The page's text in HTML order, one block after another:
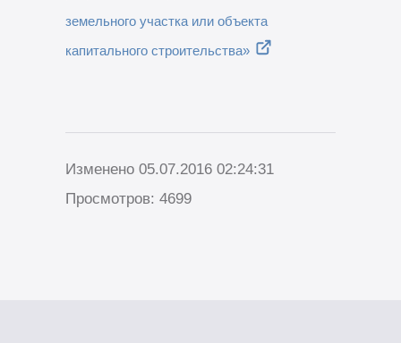
земельного участка или объекта
капитального строительства»
Изменено 05.07.2016 02:24:31
Просмотров: 4699